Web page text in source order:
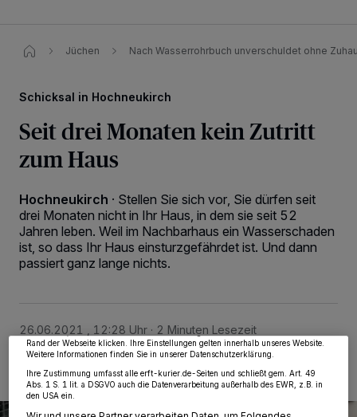
Jüchen Nach Wasserrohrbuch unverschuldet ohne
Schicksal in Hochneukirch
Seit drei Monaten kein Zutritt
zum Haus
Hochneukirch · Stellen Sie sich vor, Sie dürfen seit
drei Monaten nicht in Ihr Haus, in dem sie seit 52
Jahren leben. Weil im Nachbarhaus ein Wasserschaden
ist, so dass Ihr Haus einsturzgefährdet ist. Und dann
passiert ganz lange nichts.
26.06.2021 , 12:28 Uhr 2 Minuten Lesezeit
Wir und unsere 218
-Partner speichern und greifen auf personenbezogene Daten
wie Browserdaten oder eindeutige Kennungen auf Ihrem Gerät zu. Durch Auswahl
widerrufen, indem Sie auf den Link Einstellungen oder Ablehnen am unteren
Rand der Webseite klicken. Ihre Einstellungen gelten innerhalb unseres Website.
Weitere Informationen finden Sie in unserer Datenschutzerklärung.
Ihre Zustimmung umfasst alle erft-kurier.de-Seiten und schließt gem. Art. 49
Abs. 1 S. 1 lit. a DSGVO auch die Datenverarbeitung außerhalb des EWR, z.B. in
den USA ein.